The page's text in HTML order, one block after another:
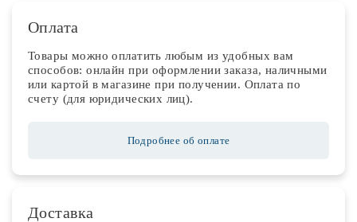
Оплата
Товары можно оплатить любым из удобных вам
способов: онлайн при оформлении заказа, наличными
или картой в магазине при получении. Оплата по
счету (для юридических лиц).
Подробнее об оплате
Доставка